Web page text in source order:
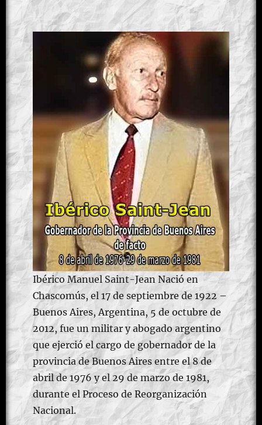
Ibérico Manuel Saint-Jean Nació en
Chascomús, el 17 de septiembre de 1922 –
Buenos Aires, Argentina, 5 de octubre de
2012,​ fue un militar y abogado argentino
que ejerció el cargo de gobernador de la
provincia de Buenos Aires entre el 8 de
abril de 1976 y el 29 de marzo de 1981,
durante el Proceso de Reorganización
Nacional.